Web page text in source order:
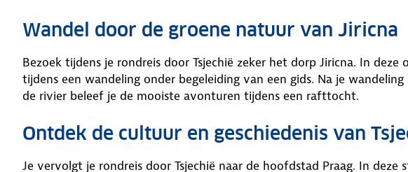
Wandel door de groene natuur van Jiricna
Bezoek tijdens je rondreis door Tsjechië zeker het dorp Jiricna. In
tijdens een wandeling onder begeleiding van een gids. Na je
de rivier beleef je de mooiste avonturen tijdens een rafttocht.
Ontdek de cultuur en geschiedenis van
Je vervolgt je rondreis door Tsjechië naar de hoofdstad Praag. In